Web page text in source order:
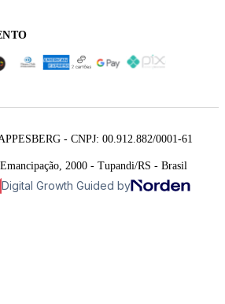
- CNPJ: 00.912.882/0001-61
2000 - Tupandi/RS - Brasil
Digital Growth Guided by